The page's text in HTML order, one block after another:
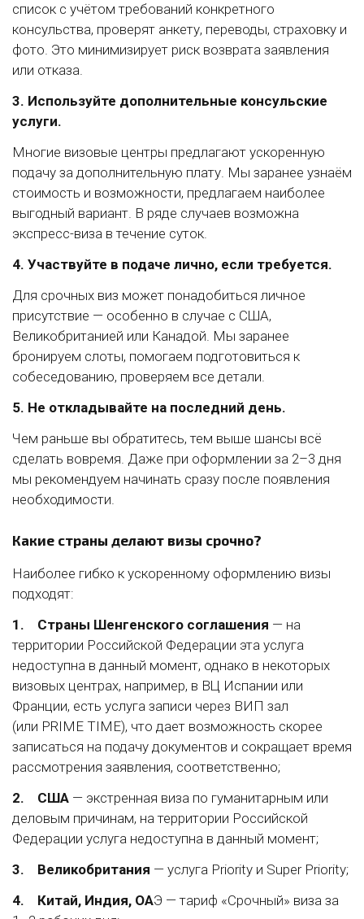
список с учётом требований конкретного
консульства, проверят анкету, переводы, страховку и
фото. Это минимизирует риск возврата заявления
или отказа.
3. Используйте дополнительные консульские
услуги.
Многие визовые центры предлагают ускоренную
подачу за дополнительную плату. Мы заранее узнаём
стоимость и возможности, предлагаем наиболее
выгодный вариант. В ряде случаев возможна
экспресс-виза в течение суток.
4. Участвуйте в подаче лично, если требуется.
Для срочных виз может понадобиться личное
присутствие — особенно в случае с США,
Великобританией или Канадой. Мы заранее
бронируем слоты, помогаем подготовиться к
собеседованию, проверяем все детали.
5. Не откладывайте на последний день.
Чем раньше вы обратитесь, тем выше шансы всё
сделать вовремя. Даже при оформлении за 2–3 дня
мы рекомендуем начинать сразу после появления
необходимости.
Какие страны делают визы срочно?
Наиболее гибко к ускоренному оформлению визы
подходят:
1.
Страны Шенгенского соглашения — на
территории Российской Федерации эта услуга
недоступна в данный момент, однако в некоторых
визовых центрах, например, в ВЦ Испании или
Франции, есть услуга записи через ВИП зал
(или PRIME TIME), что дает возможность скорее
записаться на подачу документов и сокращает время
рассмотрения заявления, соответственно;
2.
США — экстренная виза по гуманитарным или
деловым причинам, на территории Российской
Федерации услуга недоступна в данный момент;
3.
Великобритания — услуга Priority и Super Priority;
4.
Китай, Индия, ОАЭ — тариф «Срочный» виза за